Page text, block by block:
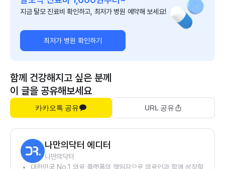
지금 탈모 진료비 확인하고, 최저가 병원 예약해 보세요!
최저가 병원 확인하기
함께 건강해지고 싶은 분께
이 글을 공유해보세요
카카오톡 공유 URL 공유
나만의닥터 에디터
나만의닥터
대한민국 No.1 의료 플랫폼의 책임감으로 의료인과 함께 성장할